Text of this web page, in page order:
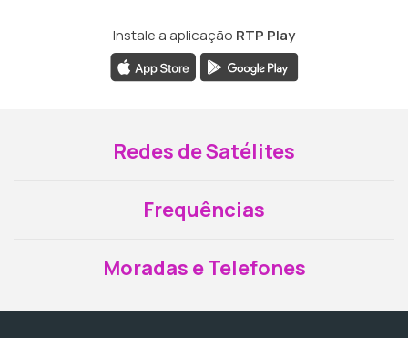
Instale a aplicação RTP Play
Redes de Satélites
Frequências
Moradas e Telefones